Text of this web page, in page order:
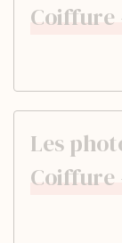
Coiffure
Les
Coiffure